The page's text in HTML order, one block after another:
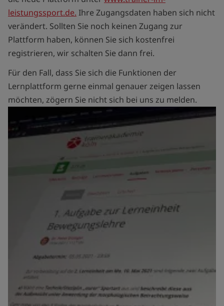
leistungssport.de. Ihre Zugangsdaten haben sich nicht
verändert. Sollten Sie noch keinen Zugang zur
Plattform haben, können Sie sich kostenfrei
registrieren, wir schalten Sie dann frei.
Für den Fall, dass Sie sich die Funktionen der
Lernplattform gerne einmal genauer zeigen lassen
möchten, zögern Sie nicht sich bei uns zu melden.